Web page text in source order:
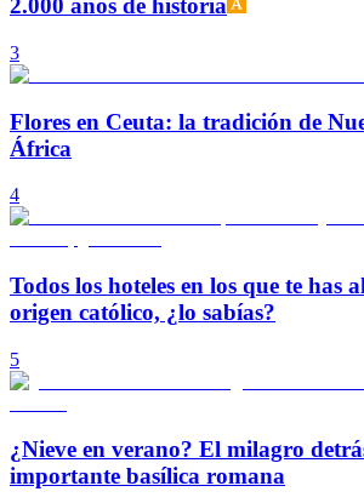
2.000 años de historia
3
Flores en Ceuta: la tradición de
África
4
Todos los hoteles en los que te has
origen católico, ¿lo sabías?
5
¿Nieve en verano? El milagro
importante basílica romana